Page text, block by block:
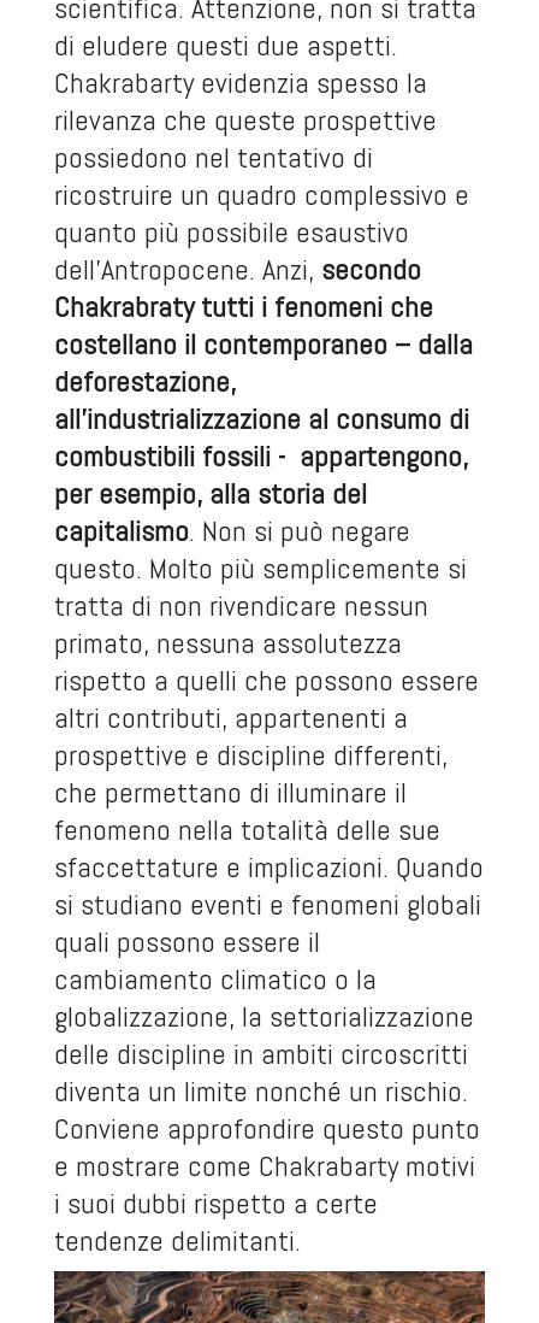
scientifica. Attenzione, non si tratta
di eludere questi due aspetti.
Chakrabarty evidenzia spesso la
rilevanza che queste prospettive
possiedono nel tentativo di
ricostruire un quadro complessivo e
quanto più possibile esaustivo
dell’Antropocene. Anzi, secondo
Chakrabraty tutti i fenomeni che
costellano il contemporaneo – dalla
deforestazione,
all’industrializzazione al consumo di
combustibili fossili - appartengono,
per esempio, alla storia del
capitalismo. Non si può negare
questo. Molto più semplicemente si
tratta di non rivendicare nessun
primato, nessuna assolutezza
rispetto a quelli che possono essere
altri contributi, appartenenti a
prospettive e discipline differenti,
che permettano di illuminare il
fenomeno nella totalità delle sue
sfaccettature e implicazioni. Quando
si studiano eventi e fenomeni globali
quali possono essere il
cambiamento climatico o la
globalizzazione, la settorializzazione
delle discipline in ambiti circoscritti
diventa un limite nonché un rischio.
Conviene approfondire questo punto
e mostrare come Chakrabarty motivi
i suoi dubbi rispetto a certe
tendenze delimitanti.